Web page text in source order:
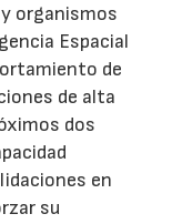
organismos
Espacial
de
de alta
dos
en
su